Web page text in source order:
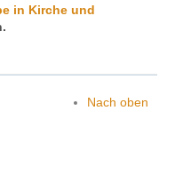
in Kirche und
Nach oben